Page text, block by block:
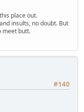
place out.
insults, no doubt. But
meet butt.
#140